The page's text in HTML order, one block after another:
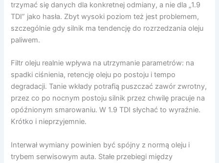
trzymać się danych dla konkretnej odmiany, a nie dla „1.9
TDI” jako hasła. Zbyt wysoki poziom też jest problemem,
szczególnie gdy silnik ma tendencję do rozrzedzania oleju
paliwem.
Filtr oleju realnie wpływa na utrzymanie parametrów: na
spadki ciśnienia, retencję oleju po postoju i tempo
degradacji. Tanie wkłady potrafią puszczać zawór zwrotny,
przez co po nocnym postoju silnik przez chwilę pracuje na
opóźnionym smarowaniu. W 1.9 TDI słychać to wyraźnie.
Krótko i nieprzyjemnie.
Interwał wymiany powinien być spójny z normą oleju i
trybem serwisowym auta. Stałe przebiegi między